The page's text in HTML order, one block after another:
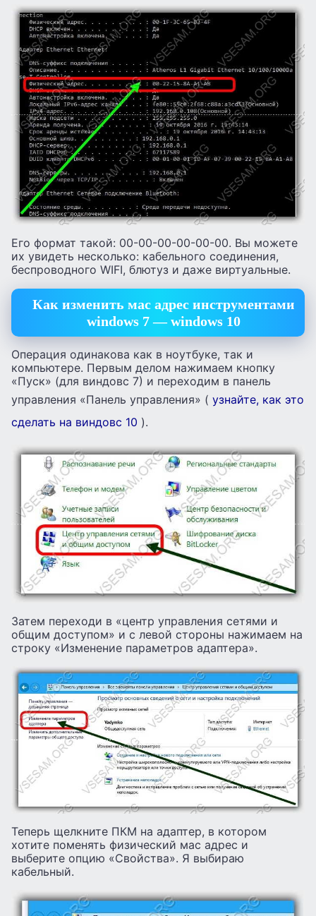
Его формат такой: 00-00-00-00-00-00. Вы можете
их увидеть несколько: кабельного соединения,
беспроводного WIFI, блютуз и даже виртуальные.
Как изменить мас адрес инструментами
windows 7 — windows 10
Операция одинакова как в ноутбуке, так и
компьютере. Первым делом нажимаем кнопку
«Пуск» (для виндовс 7) и переходим в панель
управления «Панель управления» ( узнайте, как это
сделать на виндовс 10 ).
Затем переходи в «центр управления сетями и
общим доступом» и с левой стороны нажимаем на
строку «Изменение параметров адаптера».
Теперь щелкните ПКМ на адаптер, в котором
хотите поменять физический мас адрес и
выберите опцию «Свойства». Я выбираю
кабельный.